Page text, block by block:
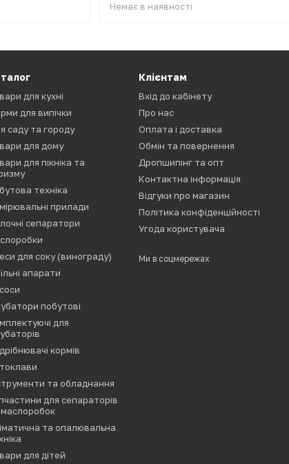
Немає в наявності
для кухні
для випічки
саду та городу
для дому
для пікніка та
техніка
прилади
сепаратори
для соку (винограду)
апарати
побутові
для
кормів
та обладнання
для сепараторів
та опалювальна
для дітей
Клієнтам
Вхід до кабінету
Про нас
Оплата і доставка
Обмін та повернення
Дропшипінг та опт
Контактна інформація
Відгуки про магазин
Політика конфіденційності
Угода користувача
Ми в соцмережах